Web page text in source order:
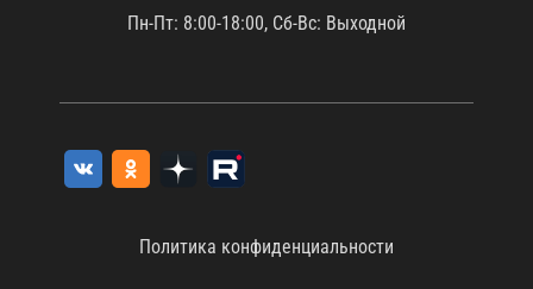
Пн-Пт: 8:00-18:00, Сб-Вс: Выходной
Политика конфиденциальности